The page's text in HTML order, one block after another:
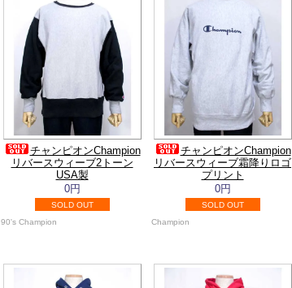
チャンピオンChampion
リバースウィーブ2トーン
USA製
0円
SOLD OUT
90's Champion
チャンピオンChampion
リバースウィーブ霜降りロゴ
プリント
0円
SOLD OUT
Champion